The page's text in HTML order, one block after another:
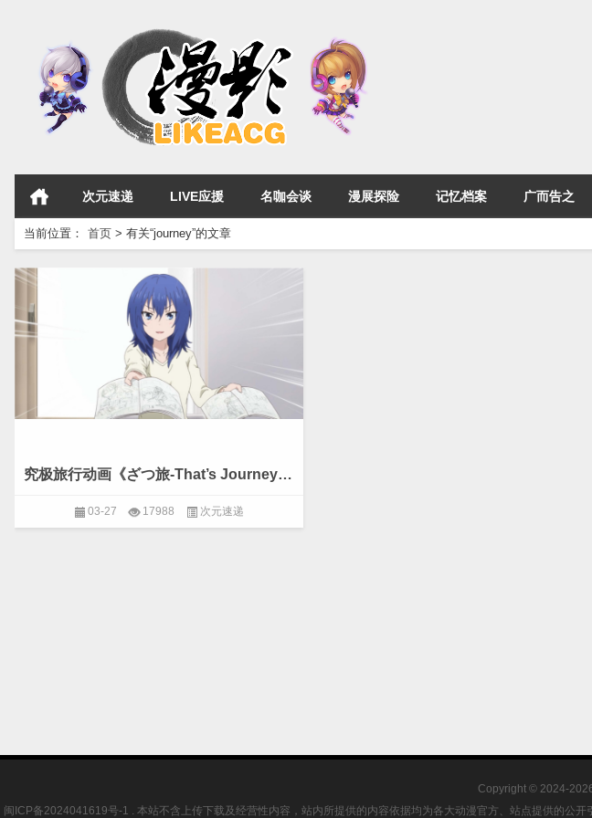
次元速递 LIVE应援 名咖会谈 漫展探险 记忆档案 广而告之
当前位置： 首页 > 有关“journey”的文章
究极旅行动画《ざつ旅-That’s Journey-》第1集将于4月7日开播，剧情简介&先行画面公开
03-27 17988 次元速递
Copyright © 2024-
闽ICP备2024041619号-1 . 本站不含上传下载及经营性内容，站内所提供的内容依据均为各大动漫官方、站点提供的公